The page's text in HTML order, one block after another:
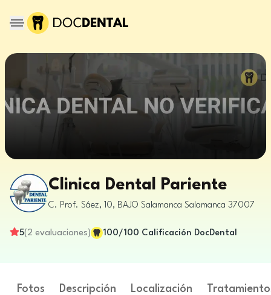
Clinica Dental Pariente
C. Prof. Sáez, 10, BAJO Salamanca Salamanca 37007
5( 2 evaluaciones) 100/100 Calificación DocDental
Fotos Descripción Localización